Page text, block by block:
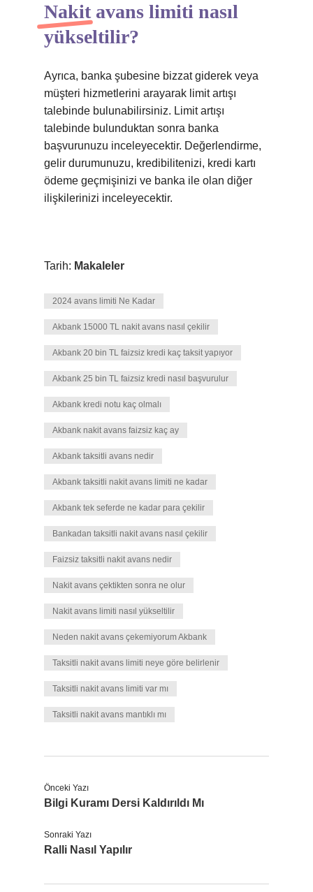
Nakit avans limiti nasıl
yükseltilir?
Ayrıca, banka şubesine bizzat giderek veya
müşteri hizmetlerini arayarak limit artışı
talebinde bulunabilirsiniz. Limit artışı
talebinde bulunduktan sonra banka
başvurunuzu inceleyecektir. Değerlendirme,
gelir durumunuzu, kredibilitenizi, kredi kartı
ödeme geçmişinizi ve banka ile olan diğer
ilişkilerinizi inceleyecektir.
Tarih: Makaleler
2024 avans limiti Ne Kadar
Akbank 15000 TL nakit avans nasıl çekilir
Akbank 20 bin TL faizsiz kredi kaç taksit yapıyor
Akbank 25 bin TL faizsiz kredi nasıl başvurulur
Akbank kredi notu kaç olmalı
Akbank nakit avans faizsiz kaç ay
Akbank taksitli avans nedir
Akbank taksitli nakit avans limiti ne kadar
Akbank tek seferde ne kadar para çekilir
Bankadan taksitli nakit avans nasıl çekilir
Faizsiz taksitli nakit avans nedir
Nakit avans çektikten sonra ne olur
Nakit avans limiti nasıl yükseltilir
Neden nakit avans çekemiyorum Akbank
Taksitli nakit avans limiti neye göre belirlenir
Taksitli nakit avans limiti var mı
Taksitli nakit avans mantıklı mı
Önceki Yazı
Bilgi Kuramı Dersi Kaldırıldı Mı
Sonraki Yazı
Ralli Nasıl Yapılır